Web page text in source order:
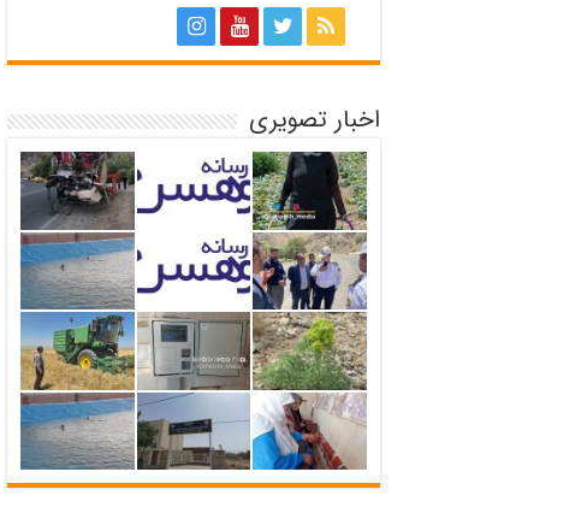
اخبار تصویری